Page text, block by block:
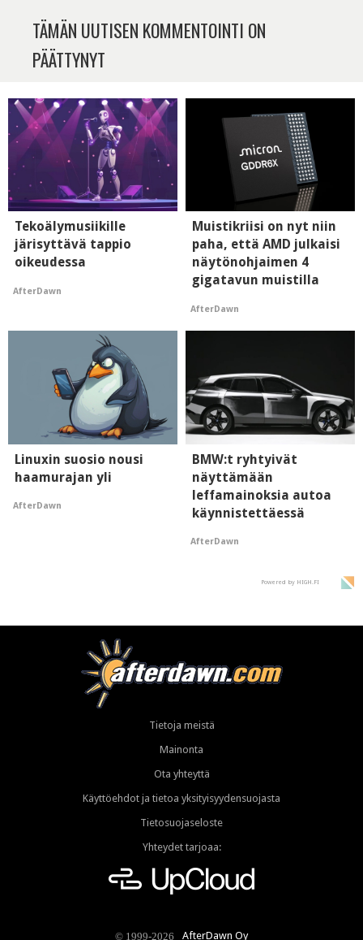
TÄMÄN UUTISEN KOMMENTOINTI ON
PÄÄTTYNYT
Tekoälymusiikille
järisyttävä tappio
oikeudessa
AfterDawn
Muistikriisi on nyt niin
paha, että AMD julkaisi
näytönohjaimen 4
gigatavun muistilla
AfterDawn
Linuxin suosio nousi
haamurajan yli
AfterDawn
BMW:t ryhtyivät
näyttämään
leffamainoksia autoa
käynnistettäessä
AfterDawn
Powered by HIGH.FI
Tietoja meistä
Mainonta
Ota yhteyttä
Käyttöehdot ja tietoa yksityisyydensuojasta
Tietosuojaseloste
Yhteydet tarjoaa:
© 1999-2026 AfterDawn Oy